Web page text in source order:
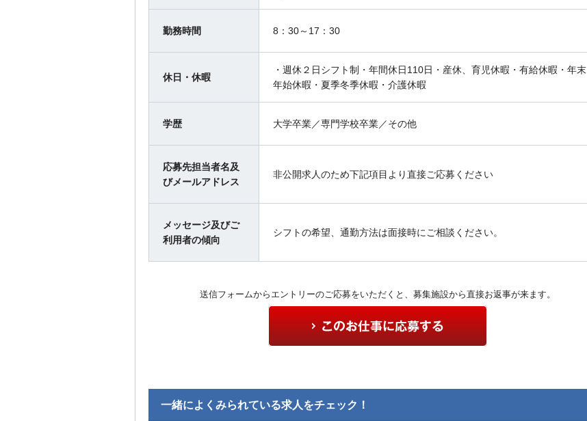
勤務時間 8：30～17：30
休日・休暇
・週休２日シフト制・年間休日110日・産休、育児休暇・有給休暇・年末
年始休暇・夏季冬季休暇・介護休暇
学歴 大学卒業／専門学校卒業／その他
応募先担当者名及
びメールアドレス
非公開求人のため下記項目より直接ご応募ください
メッセージ及びご
利用者の傾向
シフトの希望、通勤方法は面接時にご相談ください。
送信フォームからエントリーのご応募をいただくと、募集施設から直接お返事が来ます。
一緒によくみられている求人をチェック！